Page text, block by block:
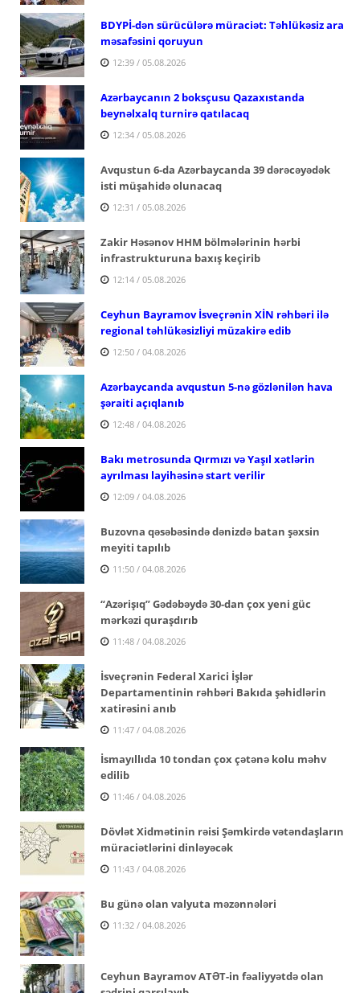
BDYPİ-dən sürücülərə müraciət: Təhlükəsiz ara
məsafəsini qoruyun
12:39 / 05.08.2026
Azərbaycanın 2 boksçusu Qazaxıstanda
beynəlxalq turnirə qatılacaq
12:34 / 05.08.2026
Avqustun 6-da Azərbaycanda 39 dərəcəyədək
isti müşahidə olunacaq
12:31 / 05.08.2026
Zakir Həsənov HHM bölmələrinin hərbi
infrastrukturuna baxış keçirib
12:14 / 05.08.2026
Ceyhun Bayramov İsveçrənin XİN rəhbəri ilə
regional təhlükəsizliyi müzakirə edib
12:50 / 04.08.2026
Azərbaycanda avqustun 5-nə gözlənilən hava
şəraiti açıqlanıb
12:48 / 04.08.2026
Bakı metrosunda Qırmızı və Yaşıl xətlərin
ayrılması layihəsinə start verilir
12:09 / 04.08.2026
Buzovna qəsəbəsində dənizdə batan şəxsin
meyiti tapılıb
11:50 / 04.08.2026
“Azərişıq” Gədəbəydə 30-dan çox yeni güc
mərkəzi quraşdırıb
11:48 / 04.08.2026
İsveçrənin Federal Xarici İşlər
Departamentinin rəhbəri Bakıda şəhidlərin
xatirəsini anıb
11:47 / 04.08.2026
İsmayıllıda 10 tondan çox çətənə kolu məhv
edilib
11:46 / 04.08.2026
Dövlət Xidmətinin rəisi Şəmkirdə vətəndaşların
müraciətlərini dinləyəcək
11:43 / 04.08.2026
Bu günə olan valyuta məzənnələri
11:32 / 04.08.2026
Ceyhun Bayramov ATƏT-in fəaliyyətdə olan